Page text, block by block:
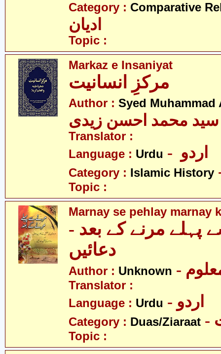
Category : Comparative
ادیان
Topic :
Markaz e Insaniyat
مرکزِ انسانیت
Author : Syed Muhammad
سید محمد احسن زیدی
Translator :
Language : Urdu
Category : Islamic History
Topic :
Marnay se pehlay marnay
پہلے مرنے کے بعد -
دعائیں
Author : Unknown معلوم
Translator :
Language : Urdu - اردو
Category : Duas/Ziaraat
Topic :